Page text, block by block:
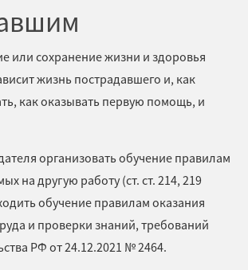
или сохранение жизни и здоровья
жизнь пострадавшего и, как
как оказывать первую помощь, и
организовать обучение правилам
на другую работу (ст. ст. 214, 219
обучение правилам оказания
и проверки знаний, требований
РФ от 24.12.2021 № 2464.